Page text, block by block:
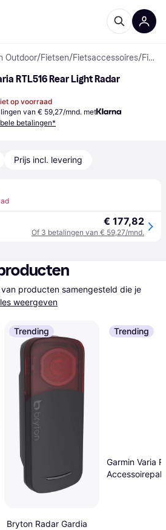
Outdoor/Fietsen/Fietsaccessoires/ Fietsverlichting
RTL516 Rear Light Radar
op voorraad
van € 59,27/mnd. met
betalingen*
Prijs incl. levering
€ 177,82
Of 3 betalingen van € 59,27/mnd.
producten samengesteld die je
weergeven
Trending
Bryton Radar Gardia
Trending
Garmin Varia